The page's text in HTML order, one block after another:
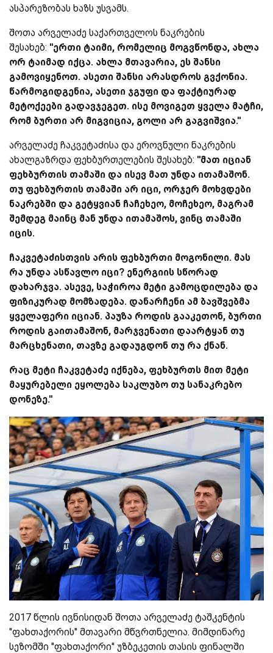
ასპარეზობას ხაზს უსვამს.
შოთა არველაძე საქართველოს ნაკრების
შესახებ: ''ერთი ტაიმი, რომელიც მოგვწონდა, ახლა
ორ ტაიმად იქცა. ახლა მთავარია, ეს შანსი
გამოვიყენოთ. ასეთი შანსი არასდროს გვქონია.
წარმოგიდგენია, ასეთი ჯგუფი და ფაქტიურად
მეტოქეები გადავჯეგეთ. ისე მოვიგეთ ყველა მატჩი,
რომ ბურთი არ მიგვიცია, გოლი არ გაგვიშვია.''
არველაძე ჩაკვეტაძისა და ეროვნული ნაკრების
ახალგაზრდა ფეხბურთელების შესახებ: ''მათ იციან
ფეხბურთის თამაში და ისევ მათ უნდა ითამაშონ.
თუ ფეხბურთის თამაში არ იცი, ორჯერ მოხვდები
ნაკრებში და გეტყვიან ჩაჩეხეო, მოჩეხეო, მაგრამ
შემდეგ მაინც მან უნდა ითამაშოს, ვინც თამაში
იცის.
ჩაკვეტაძისთვის არის ფეხბურთი მოგონილი. მას
რა უნდა ასწავლო იცი? ენერგიის სწორად
დახარჯვა. ასევე, საჭიროა მეტი გამოცდილება და
ფიზიკურად მომზადება. დანარჩენი ამ ბავშვებმა
ყველაფერი იციან. პაუზა როდის გააკეთონ, ბურთი
როდის გაითამაშონ, მარჯვენათი დაარტყან თუ
მარცხენათი, თავზე გადაუგდონ თუ რა ქნან.
რაც მეტი ჩაკვეტაძე იქნება, ფეხბურთს მით მეტი
მაყურებელი ეყოლება საკლუბო თუ სანაკრებო
დონეზე.''
2017 წლის ივნისიდან შოთა არველაძე ტაშკენტის
''ფახთაქორის'' მთავარი მწვრთნელია. მიმდინარე
სეზომში ''ფახთაქორი'' უზბეკეთის თასის ფინალში